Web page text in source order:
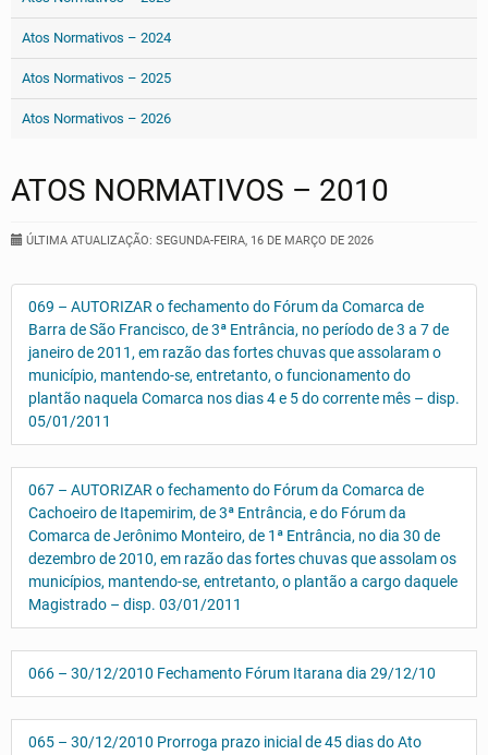
Atos Normativos – 2024
Atos Normativos – 2025
Atos Normativos – 2026
ATOS NORMATIVOS – 2010
ÚLTIMA ATUALIZAÇÃO: SEGUNDA-FEIRA, 16 DE MARÇO DE 2026
069 – AUTORIZAR o fechamento do Fórum da Comarca de
Barra de São Francisco, de 3ª Entrância, no período de 3 a 7 de
janeiro de 2011, em razão das fortes chuvas que assolaram o
município, mantendo-se, entretanto, o funcionamento do
plantão naquela Comarca nos dias 4 e 5 do corrente mês – disp.
05/01/2011
067 – AUTORIZAR o fechamento do Fórum da Comarca de
Cachoeiro de Itapemirim, de 3ª Entrância, e do Fórum da
Comarca de Jerônimo Monteiro, de 1ª Entrância, no dia 30 de
dezembro de 2010, em razão das fortes chuvas que assolam os
municípios, mantendo-se, entretanto, o plantão a cargo daquele
Magistrado – disp. 03/01/2011
066 – 30/12/2010 Fechamento Fórum Itarana dia 29/12/10
065 – 30/12/2010 Prorroga prazo inicial de 45 dias do Ato